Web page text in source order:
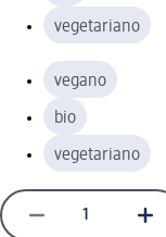
vegetariano
vegano
bio
vegetariano